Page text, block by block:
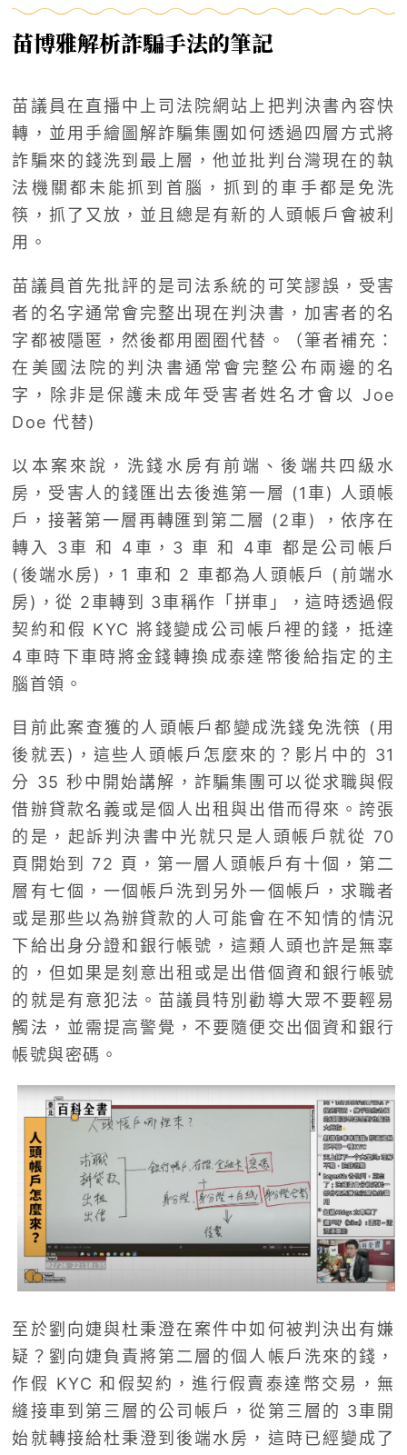
苗博雅解析詐騙手法的筆記
苗議員在直播中上司法院網站上把判決書內容快
轉，並用手繪圖解詐騙集團如何透過四層方式將
詐騙來的錢洗到最上層，他並批判台灣現在的執
法機關都未能抓到首腦，抓到的車手都是免洗
筷，抓了又放，並且總是有新的人頭帳戶會被利
用。
苗議員首先批評的是司法系統的可笑謬誤，受害
者的名字通常會完整出現在判決書，加害者的名
字都被隱匿，然後都用圈圈代替。（筆者補充：
在美國法院的判決書通常會完整公布兩邊的名
字，除非是保護未成年受害者姓名才會以 Joe
Doe 代替)
以本案來說，洗錢水房有前端、後端共四級水
房，受害人的錢匯出去後進第一層 (1車) 人頭帳
戶，接著第一層再轉匯到第二層 (2車) ，依序在
轉入 3車 和 4車，3 車 和 4車 都是公司帳戶
(後端水房)，1 車和 2 車都為人頭帳戶 (前端水
房)，從 2車轉到 3車稱作「拼車」，這時透過假
契約和假 KYC 將錢變成公司帳戶裡的錢，抵達
4車時下車時將金錢轉換成泰達幣後給指定的主
腦首領。
目前此案查獲的人頭帳戶都變成洗錢免洗筷 (用
後就丟)，這些人頭帳戶怎麼來的？影片中的 31
分 35 秒中開始講解，詐騙集團可以從求職與假
借辦貸款名義或是個人出租與出借而得來。誇張
的是，起訴判決書中光就只是人頭帳戶就從 70
頁開始到 72 頁，第一層人頭帳戶有十個，第二
層有七個，一個帳戶洗到另外一個帳戶，求職者
或是那些以為辦貸款的人可能會在不知情的情況
下給出身分證和銀行帳號，這類人頭也許是無辜
的，但如果是刻意出租或是出借個資和銀行帳號
的就是有意犯法。苗議員特別勸導大眾不要輕易
觸法，並需提高警覺，不要隨便交出個資和銀行
帳號與密碼。
至於劉向婕與杜秉澄在案件中如何被判決出有嫌
疑？劉向婕負責將第二層的個人帳戶洗來的錢，
作假 KYC 和假契約，進行假賣泰達幣交易，無
縫接車到第三層的公司帳戶，從第三層的 3車開
始就轉接給杜秉澄到後端水房，這時已經變成了